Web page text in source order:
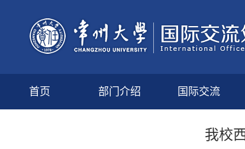
首页 部门介绍 国际交流
我校